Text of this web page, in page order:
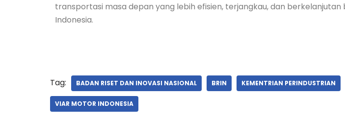
transportasi masa depan yang lebih efisien, terjangkau, dan
Indonesia.
Tag: BADAN RISET DAN INOVASI NASIONAL BRIN KEMENTRIAN PERINDUSTRIAN
VIAR MOTOR INDONESIA